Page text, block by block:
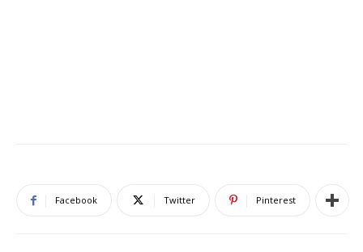
Facebook Twitter Pinterest